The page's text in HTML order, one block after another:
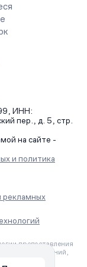
ИНН:
пер., д. 5, стр.
на сайте -
и политика
рекламных
предоставления
анализа сведений,
«Интернет»,